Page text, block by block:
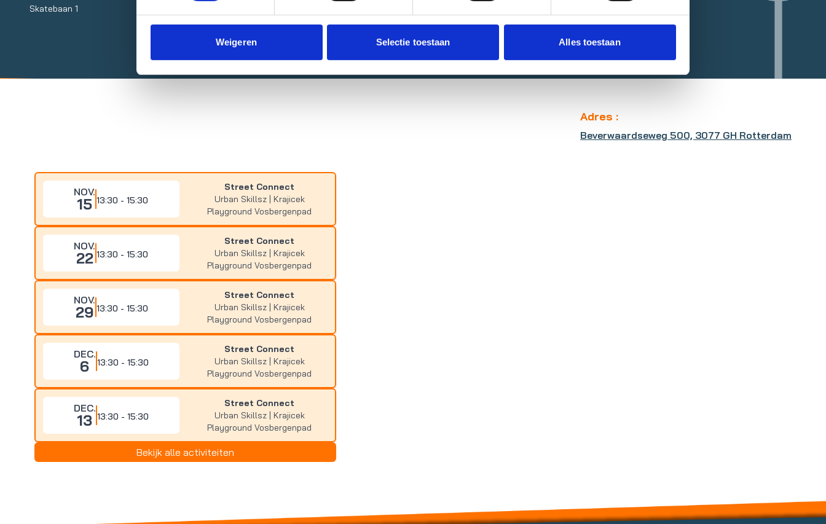
Weigeren Selectie toestaan Alles toestaan
Skatebaan 1
Adres :
Beverwaardseweg 500, 3077 GH Rotterdam
NOV.
15 13:30 - 15:30
Street Connect
Urban Skillsz | Krajicek
Playground Vosbergenpad
NOV.
22 13:30 - 15:30
Street Connect
Urban Skillsz | Krajicek
Playground Vosbergenpad
NOV.
29 13:30 - 15:30
Street Connect
Urban Skillsz | Krajicek
Playground Vosbergenpad
DEC.
6 13:30 - 15:30
Street Connect
Urban Skillsz | Krajicek
Playground Vosbergenpad
DEC.
13 13:30 - 15:30
Street Connect
Urban Skillsz | Krajicek
Playground Vosbergenpad
Bekijk alle activiteiten